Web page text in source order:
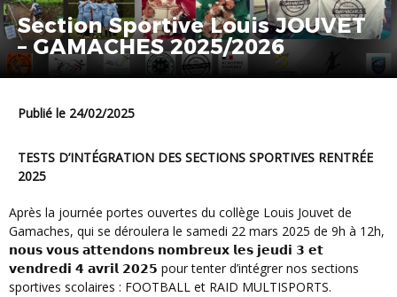
Section Sportive Louis JOUVET
– GAMACHES 2025/2026
Publié le 24/02/2025
TESTS D’INTÉGRATION DES SECTIONS SPORTIVES RENTRÉE
2025
Après la journée portes ouvertes du collège Louis Jouvet de
Gamaches, qui se déroulera le samedi 22 mars 2025 de 9h à 12h,
𝗻𝗼𝘂𝘀 𝘃𝗼𝘂𝘀 𝗮𝘁𝘁𝗲𝗻𝗱𝗼𝗻𝘀 𝗻𝗼𝗺𝗯𝗿𝗲𝘂𝘅 𝗹𝗲𝘀 𝗷𝗲𝘂𝗱𝗶 𝟯 𝗲𝘁
𝘃𝗲𝗻𝗱𝗿𝗲𝗱𝗶 𝟰 𝗮𝘃𝗿𝗶𝗹 𝟮𝟬𝟮𝟱 pour tenter d’intégrer nos sections
sportives scolaires : FOOTBALL et RAID MULTISPORTS.